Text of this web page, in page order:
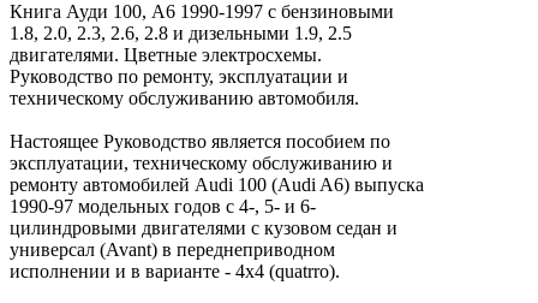
Книга Ауди 100, А6 1990-1997 с бензиновыми
1.8, 2.0, 2.3, 2.6, 2.8 и дизельными 1.9, 2.5
двигателями. Цветные электросхемы.
Руководство по ремонту, эксплуатации и
техническому обслуживанию автомобиля.
Настоящее Руководство является пособием по
эксплуатации, техническому обслуживанию и
ремонту автомобилей Audi 100 (Audi A6) выпуска
1990-97 модельных годов с 4-, 5- и 6-
цилиндровыми двигателями с кузовом седан и
универсал (Avant) в переднеприводном
исполнении и в варианте - 4x4 (quatrro).